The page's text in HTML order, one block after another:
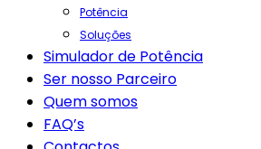
Potência
Soluções
Simulador de Potência
Ser nosso Parceiro
Quem somos
FAQ’s